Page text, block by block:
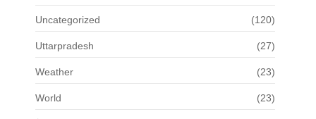
Uncategorized (120)
Uttarpradesh (27)
Weather (23)
World (23)